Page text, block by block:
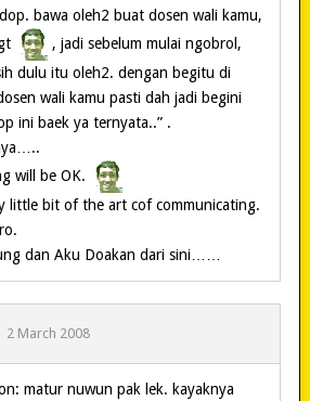
bawa oleh2 buat dosen wali kamu,
, jadi sebelum mulai ngobrol,
dulu itu oleh2. dengan begitu di
wali kamu pasti dah jadi begini
ini baek ya ternyata..” .
will be OK.
little bit of the art cof communicating.
dan Aku Doakan dari sini……
2 March 2008
matur nuwun pak lek. kayaknya